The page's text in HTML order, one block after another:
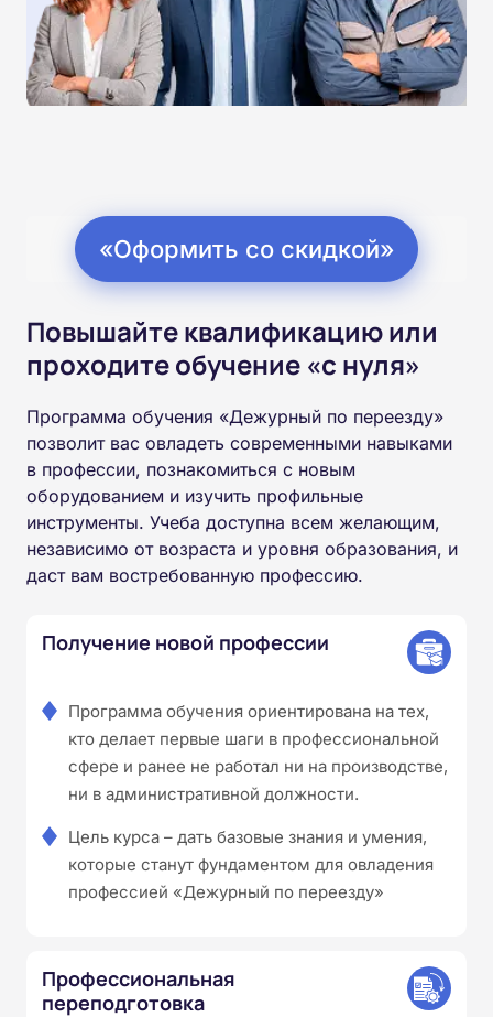
«Оформить со скидкой»
Повышайте квалификацию или
проходите обучение «с нуля»
Программа обучения «Дежурный по переезду»
позволит вас овладеть современными навыками
в профессии, познакомиться с новым
оборудованием и изучить профильные
инструменты. Учеба доступна всем желающим,
независимо от возраста и уровня образования, и
даст вам востребованную профессию.
Получение новой профессии
Программа обучения ориентирована на тех,
кто делает первые шаги в профессиональной
сфере и ранее не работал ни на производстве,
ни в административной должности.
Цель курса – дать базовые знания и умения,
которые станут фундаментом для овладения
профессией «Дежурный по переезду»
Профессиональная
переподготовка